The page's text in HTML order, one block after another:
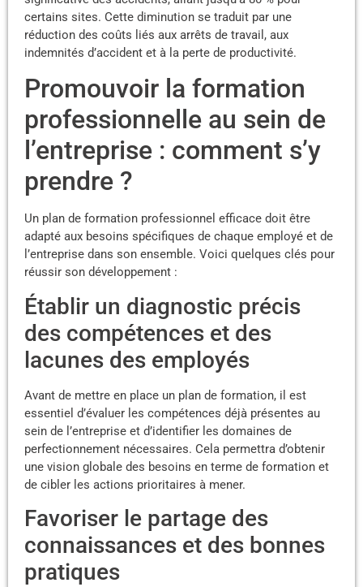
certains sites. Cette diminution se traduit par une
réduction des coûts liés aux arrêts de travail, aux
indemnités d’accident et à la perte de productivité.
Promouvoir la formation
professionnelle au sein de
l’entreprise : comment s’y
prendre ?
Un plan de formation professionnel efficace doit être
adapté aux besoins spécifiques de chaque employé et de
l’entreprise dans son ensemble. Voici quelques clés pour
réussir son développement :
Établir un diagnostic précis
des compétences et des
lacunes des employés
Avant de mettre en place un plan de formation, il est
essentiel d’évaluer les compétences déjà présentes au
sein de l’entreprise et d’identifier les domaines de
perfectionnement nécessaires. Cela permettra d’obtenir
une vision globale des besoins en terme de formation et
de cibler les actions prioritaires à mener.
Favoriser le partage des
connaissances et des bonnes
pratiques